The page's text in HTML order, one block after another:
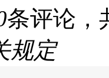
条评论，
规定